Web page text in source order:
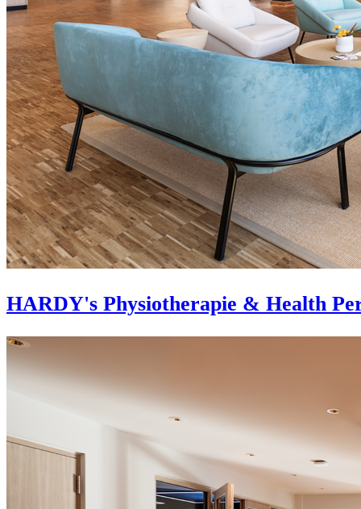
HARDY's Physiotherapie & Health